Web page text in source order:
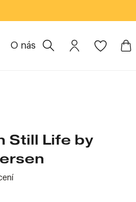
O nás
Still Life by